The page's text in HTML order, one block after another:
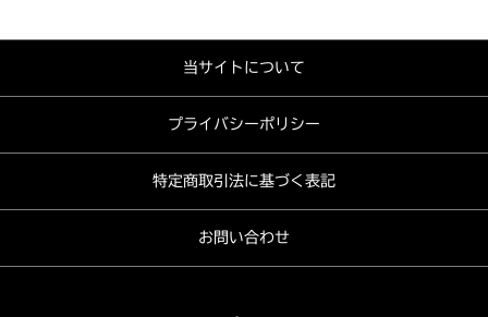
当サイトについて
プライバシーポリシー
特定商取引法に基づく表記
お問い合わせ